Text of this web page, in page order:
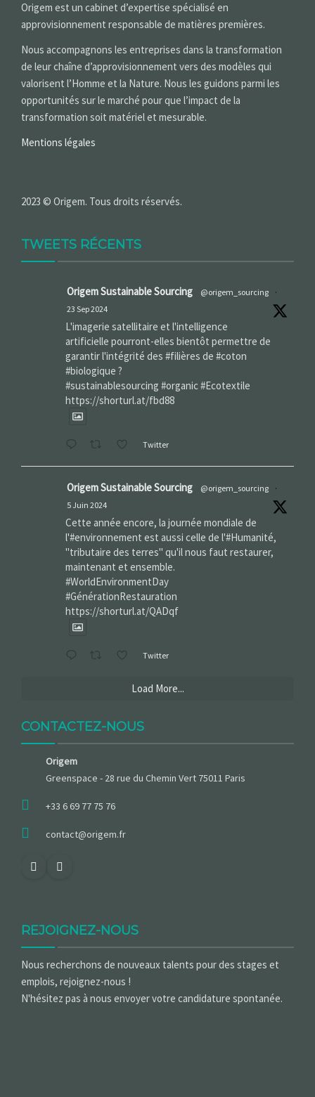
Origem est un cabinet d’expertise spécialisé en
approvisionnement responsable de matières premières.
Nous accompagnons les entreprises dans la transformation
de leur chaîne d’approvisionnement vers des modèles qui
valorisent l’Homme et la Nature. Nous les guidons parmi les
opportunités sur le marché pour que l’impact de la
transformation soit matériel et mesurable.
Mentions légales
2023 © Origem. Tous droits réservés.
TWEETS RÉCENTS
Origem Sustainable Sourcing @origem_sourcing
·
23 Sep 2024
L'imagerie satellitaire et l'intelligence
artificielle pourront-elles bientôt permettre de
garantir l'intégrité des #filières de #coton
#biologique ?
#sustainablesourcing #organic #Ecotextile
https://shorturl.at/fbd88
Twitter
Origem Sustainable Sourcing @origem_sourcing
·
5 Juin 2024
Cette année encore, la journée mondiale de
l'#environnement est aussi celle de l'#Humanité,
"tributaire des terres" qu'il nous faut restaurer,
maintenant et ensemble.
#WorldEnvironmentDay‌
#GénérationRestauration
https://shorturl.at/QADqf
Twitter
Load More...
CONTACTEZ-NOUS
Origem
Greenspace - 28 rue du Chemin Vert 75011 Paris
+33 6 69 77 75 76
contact@origem.fr
REJOIGNEZ-NOUS
Nous recherchons de nouveaux talents pour des stages et
emplois, rejoignez-nous !
N'hésitez pas à nous envoyer votre candidature spontanée.